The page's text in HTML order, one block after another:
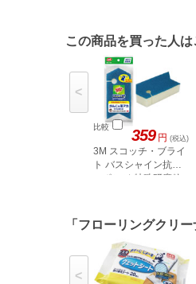
この商品を買った人
比較 359 円 (税込)
3M スコッチ・ブライ
ト バスシャイン抗菌
スポンジ 特殊研磨粒
<
「フローリングクリ
<